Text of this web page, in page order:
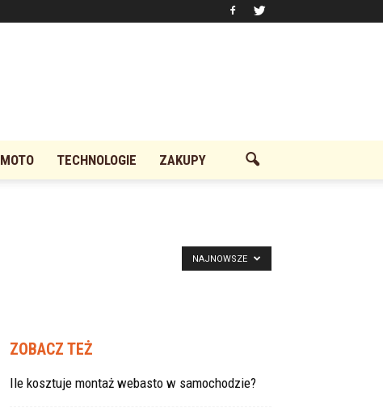
MOTO TECHNOLOGIE ZAKUPY
NAJNOWSZE
ZOBACZ TEŻ
Ile kosztuje montaż webasto w samochodzie?